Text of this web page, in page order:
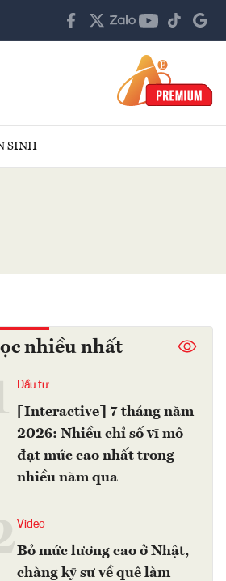
SINH
nhiều nhất
Đầu tư
[Interactive] 7 tháng năm
2026: Nhiều chỉ số vĩ mô
đạt mức cao nhất trong
nhiều năm qua
2Video
Bỏ mức lương cao ở Nhật,
chàng kỹ sư về quê làm